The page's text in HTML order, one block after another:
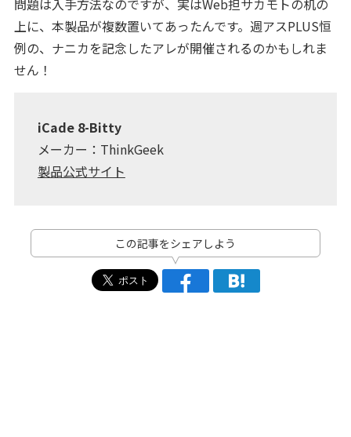
問題は入手方法なのですが、実はWeb担サカモトの机の
上に、本製品が複数置いてあったんです。週アスPLUS恒
例の、ナニカを記念したアレが開催されるのかもしれま
せん！
iCade 8-Bitty
メーカー：ThinkGeek
製品公式サイト
この記事をシェアしよう